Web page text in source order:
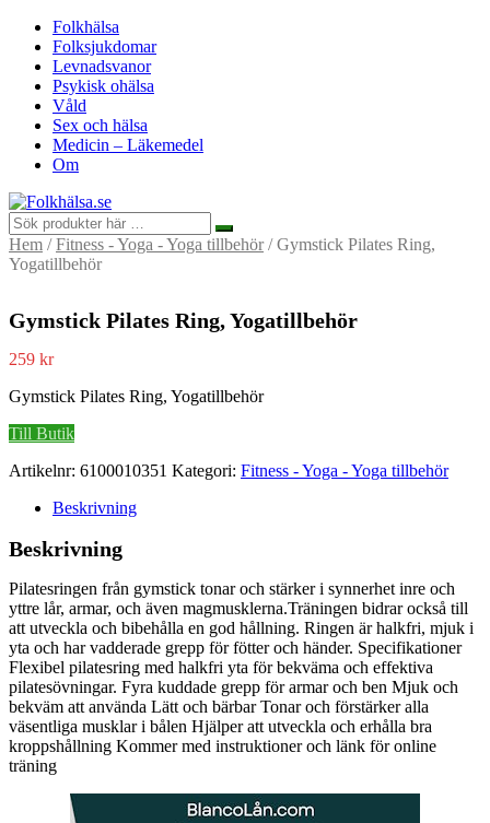
Folkhälsa
Folksjukdomar
Levnadsvanor
Psykisk ohälsa
Våld
Sex och hälsa
Medicin – Läkemedel
Om
Hem /Fitness - Yoga - Yoga tillbehör/ Gymstick Pilates Ring,
Yogatillbehör
Gymstick Pilates Ring, Yogatillbehör
259 kr
Gymstick Pilates Ring, Yogatillbehör
Till Butik
Artikelnr: 6100010351 Kategori: Fitness - Yoga - Yoga tillbehör
Beskrivning
Beskrivning
Pilatesringen från gymstick tonar och stärker i synnerhet inre och
yttre lår, armar, och även magmusklerna.Träningen bidrar också till
att utveckla och bibehålla en god hållning. Ringen är halkfri, mjuk i
yta och har vadderade grepp för fötter och händer. Specifikationer
Flexibel pilatesring med halkfri yta för bekväma och effektiva
pilatesövningar. Fyra kuddade grepp för armar och ben Mjuk och
bekväm att använda Lätt och bärbar Tonar och förstärker alla
väsentliga musklar i bålen Hjälper att utveckla och erhålla bra
kroppshållning Kommer med instruktioner och länk för online
träning